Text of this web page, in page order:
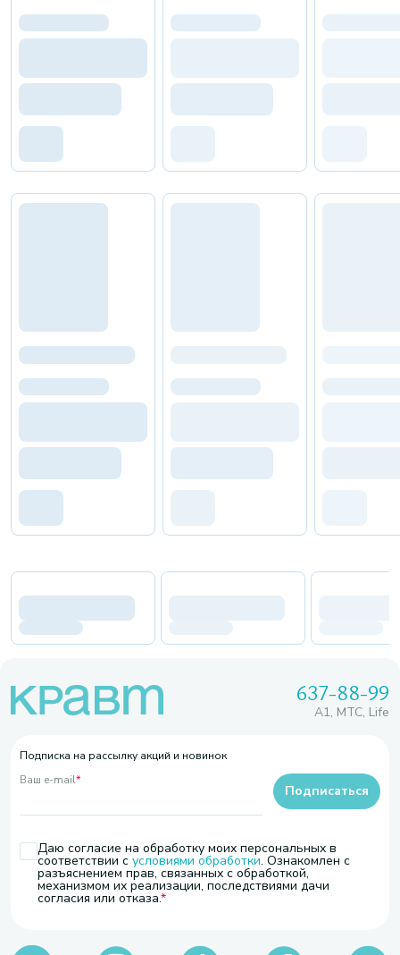
637-88-99
A1, МТС, Life
Подписка на рассылку акций и новинок
Ваш e-mail*
Даю согласие на обработку моих персональных в
соответствии с условиями обработки. Ознакомлен с
разъяснением прав, связанных с обработкой,
механизмом их реализации, последствиями дачи
согласия или отказа.
Подписаться